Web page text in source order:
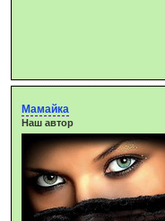
Мамайка
Наш автор